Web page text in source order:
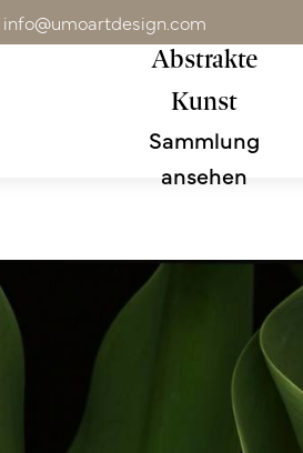
info@umoartdesign.com
Abstrakte
Kunst
Sammlung
ansehen